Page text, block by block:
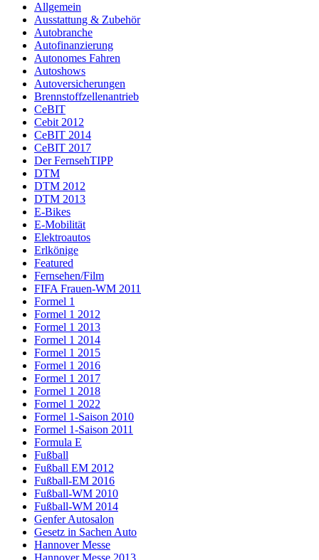
Allgemein
Ausstattung & Zubehör
Autobranche
Autofinanzierung
Autonomes Fahren
Autoshows
Autoversicherungen
Brennstoffzellenantrieb
CeBIT
Cebit 2012
CeBIT 2014
CeBIT 2017
Der FernsehTIPP
DTM
DTM 2012
DTM 2013
E-Bikes
E-Mobilität
Elektroautos
Erlkönige
Featured
Fernsehen/Film
FIFA Frauen-WM 2011
Formel 1
Formel 1 2012
Formel 1 2013
Formel 1 2014
Formel 1 2015
Formel 1 2016
Formel 1 2017
Formel 1 2018
Formel 1 2022
Formel 1-Saison 2010
Formel 1-Saison 2011
Formula E
Fußball
Fußball EM 2012
Fußball-EM 2016
Fußball-WM 2010
Fußball-WM 2014
Genfer Autosalon
Gesetz in Sachen Auto
Hannover Messe